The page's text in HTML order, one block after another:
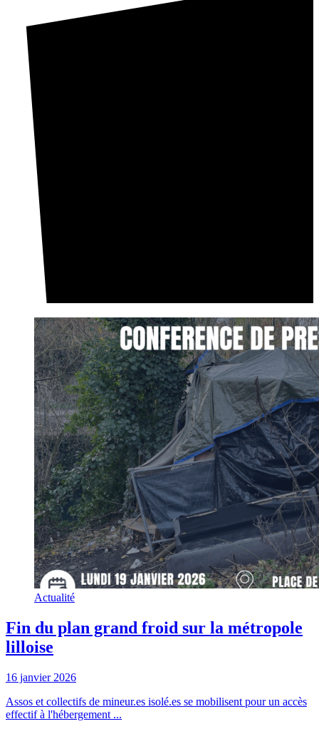
Actualité
Fin du plan grand froid sur la métropole
lilloise
16 janvier 2026
Assos et collectifs de mineur.es isolé.es se mobilisent pour un accès
effectif à l'hébergement ...